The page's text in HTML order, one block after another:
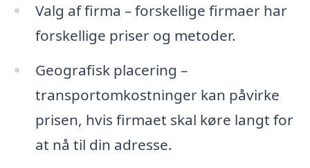
Valg af firma – forskellige firmaer har
forskellige priser og metoder.
Geografisk placering –
transportomkostninger kan påvirke
prisen, hvis firmaet skal køre langt for
at nå til din adresse.